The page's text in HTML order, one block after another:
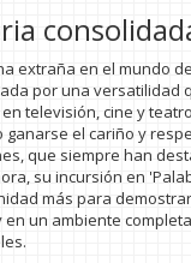
extraña en el mundo
por una versatilidad
televisión, cine y
ganarse el cariño y
que siempre han
su incursión en
más para
un ambiente